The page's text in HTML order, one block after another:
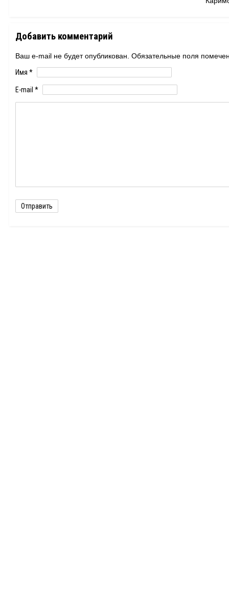
Добавить комментарий
Ваш e-mail не будет опубликован. Обязательные поля
Имя *
E-mail *